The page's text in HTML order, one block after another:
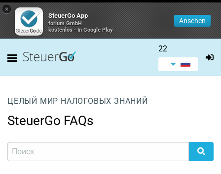
×
SteuerGo App
forium GmbH
kostenlos - In Google Play
Ansehen
22
ЦЕЛЫЙ МИР НАЛОГОВЫХ ЗНАНИЙ
SteuerGo FAQs